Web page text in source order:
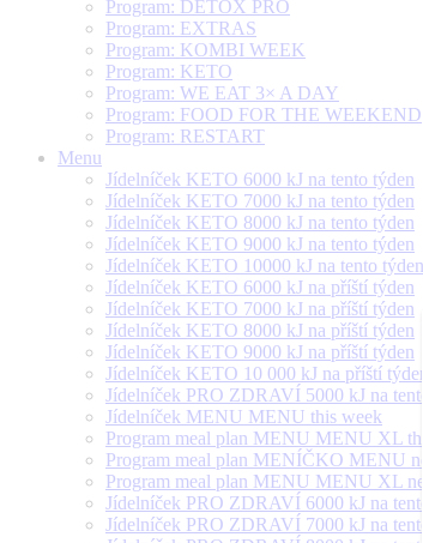
Program: DETOX PRO
Program: EXTRAS
Program: KOMBI WEEK
Program: KETO
Program: WE EAT 3× A DAY
Program: FOOD FOR THE WEEKEND
Program: RESTART
Menu
Jídelníček KETO 6000 kJ na tento týden
Jídelníček KETO 7000 kJ na tento týden
Jídelníček KETO 8000 kJ na tento týden
Jídelníček KETO 9000 kJ na tento týden
Jídelníček KETO 10000 kJ na tento týden
Jídelníček KETO 6000 kJ na příští týden
Jídelníček KETO 7000 kJ na příští týden
Jídelníček KETO 8000 kJ na příští týden
Jídelníček KETO 9000 kJ na příští týden
Jídelníček KETO 10 000 kJ na příští týden
Jídelníček PRO ZDRAVÍ 5000 kJ na
Jídelníček MENU MENU this week
Program meal plan MENU MENU XL
Program meal plan MENÍČKO MENU
Program meal plan MENU MENU XL
Jídelníček PRO ZDRAVÍ 6000 kJ na
Jídelníček PRO ZDRAVÍ 7000 kJ na